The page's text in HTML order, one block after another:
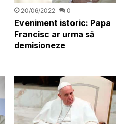
20/06/2022 0
Eveniment istoric: Papa
Francisc ar urma să
demisioneze